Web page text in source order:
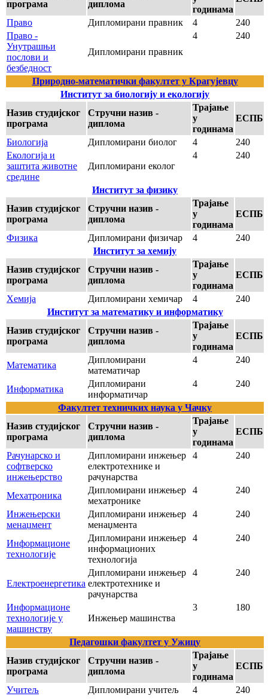
програма
диплома
годинама
Право Дипломирани правник 4
240
Право -
Унутрашњи
послови и
безбедност
Дипломирани правник
4 240
Природно-математички факултет у Крагујевцу
Институт за биологију и екологију
Назив студијског
програма
Стручни назив -
диплома
Трајање
у
годинама
ЕСПБ
Биологија Дипломирани биолог 4
240
Екологија и
заштита животне
средине
Дипломирани еколог
4 240
Институт за физику
Назив студијског
програма
Стручни назив -
диплома
Трајање
у
годинама
ЕСПБ
Физика Дипломирани физичар 4
240
Институт за хемију
Назив студијског
програма
Стручни назив -
диплома
Трајање
у
годинама
ЕСПБ
Хемија Дипломирани хемичар 4
240
Институт за математику и информатику
Назив студијског
програма
Стручни назив -
диплома
Трајање
у
годинама
ЕСПБ
Математика
Дипломирани
математичар
4 240
Информатика
Дипломирани
информатичар
4 240
Факултет техничких наука у Чачку
Назив студијског
програма
Стручни назив -
диплома
Трајање
у
годинама
ЕСПБ
Рачунарско и
софтверско
инжењерство
Дипломирани инжењер
електротехнике и
рачунарства
4 240
Мехатроника
Дипломирани инжењер
мехатронике
4 240
Инжењерски
менаџмент
Дипломирани инжењер
менаџмента
4 240
Информационе
технологије
Дипломирани инжењер
информационих
технологија
4 240
Електроенергетика
Дипломирани инжењер
електротехнике и
рачунарства
4 240
Информационе
технологије у
машинству
Инжењер машинства
3 180
Педагошки факултет у Ужицу
Назив студијског
програма
Стручни назив -
диплома
Трајање
у
годинама
ЕСПБ
Учитељ Дипломирани учитељ 4
240